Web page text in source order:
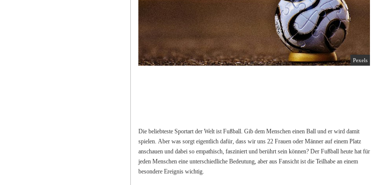
Pexels
Die beliebteste Sportart der Welt ist Fußball. Gib dem Menschen einen Ball und er wird damit
spielen. Aber was sorgt eigentlich dafür, dass wir uns 22 Frauen oder Männer auf einem Platz
anschauen und dabei so empathisch, fasziniert und berührt sein können? Der Fußball heute hat für
jeden Menschen eine unterschiedliche Bedeutung, aber aus Fansicht ist die Teilhabe an einem
besondere Ereignis wichtig.